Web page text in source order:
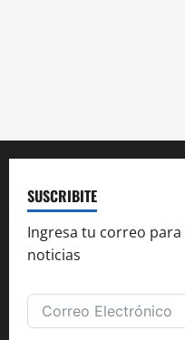
SUSCRIBITE
Ingresa tu correo
noticias